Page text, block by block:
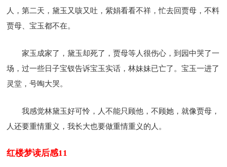
人，第二天，黛玉又咳又吐，紫娟看看不祥，忙去回贾母，不料
贾母、宝玉都不在。
家玉成家了，黛玉却死了，贾母等人很伤心，到园中哭了一
场，过一些日子宝钗告诉宝玉实话，林妹妹已亡了。宝玉一进了
灵堂，号啕大哭。
我感觉林黛玉好可怜，人不能只顾他，不顾她，就像贾母，
人还要重情重义，我长大也要做重情重义的人。
红楼梦读后感11